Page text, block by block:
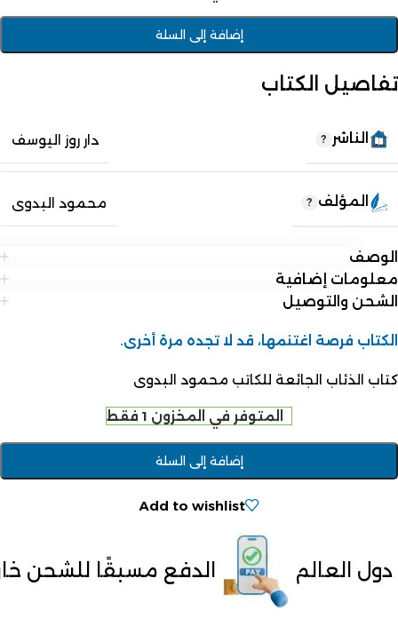
إضافة إلى السلة
تفاصيل الكتاب
الناشر دار روز اليوسف
المؤلف محمود البدوى
الوصف
معلومات إضافية
الشحن والتوصيل
الكتاب فرصة اغتنمها، قد لا تجده مرة أخرى.
كتاب الذئاب الجائعة للكاتب محمود البدوى
المتوفر في المخزون 1 فقط
إضافة إلى السلة
Add to wishlist
الدفع مسبقًا للشحن خارج مصر